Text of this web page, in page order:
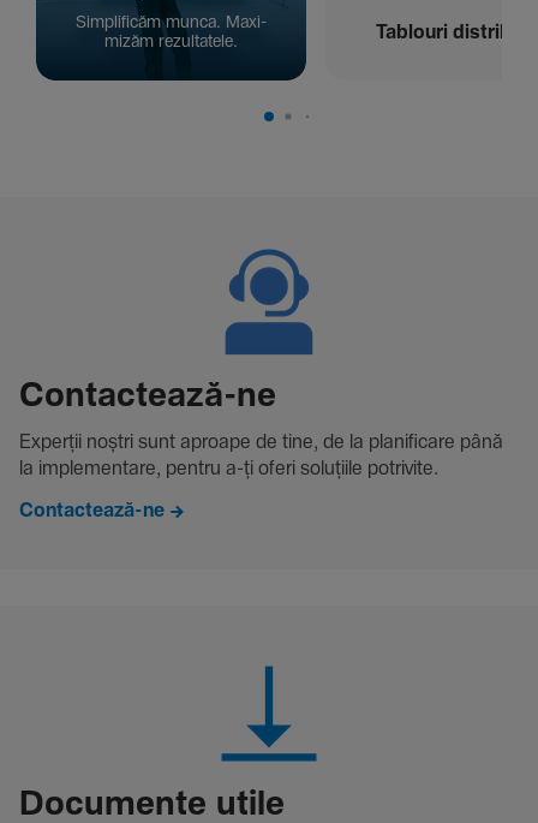
Simpli­ficăm munca. Maxi­
mizăm rezul­ta­tele.
Tablouri
Contac­tează-ne
Experții noștri sunt aproape de tine, de la plani­fi­care până
la imple­men­tare, pentru a-ți oferi solu­țiile potri­vite.
Contactează-ne
Docu­mente utile